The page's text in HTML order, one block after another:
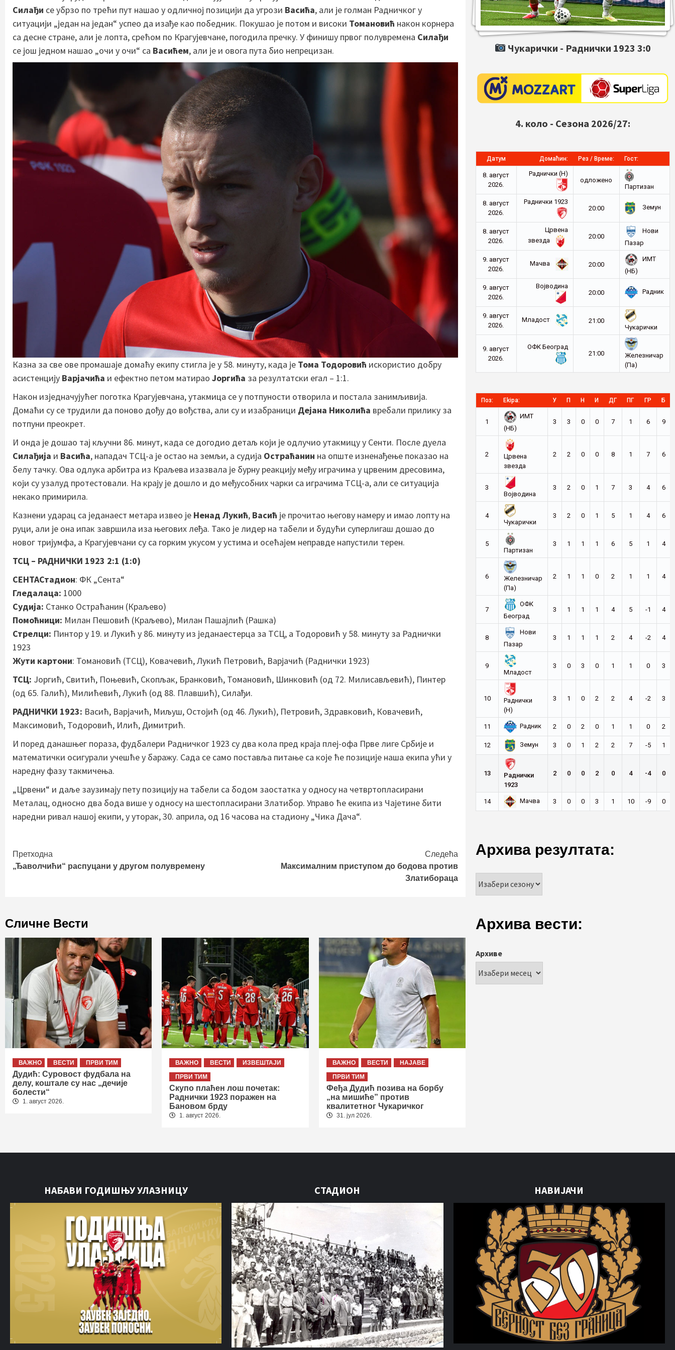
Силађи се убрзо по трећи пут нашао у одличној позицији да угрози Васића, али је голман Радничког у
ситуацији „један на један“ успео да изађе као победник. Покушао је потом и високи Томановић након корнера
са десне стране, али је лопта, срећом по Крагујевчане, погодила пречку. У финишу првог полувремена Силађи
се још једном нашао „очи у очи“ са Васићем, али је и овога пута био непрецизан.
Казна за све ове промашаје домаћу екипу стигла је у 58. минуту, када је Тома Тодоровић искористио добру
асистенцију Варјачића и ефектно петом матирао Јоргића за резултатски егал – 1:1.
Након изједначујућег поготка Крагујевчана, утакмица се у потпуности отворила и постала занимљивија.
Домаћи су се трудили да поново дођу до вођства, али су и изабраници Дејана Николића вребали прилику за
потпуни преокрет.
И онда је дошао тај кључни 86. минут, када се догодио детаљ који је одлучио утакмицу у Сенти. После дуела
Силађија и Васића, нападач ТСЦ-а је остао на земљи, а судија Остраћанин на опште изненађење показао на
белу тачку. Ова одлука арбитра из Краљева изазвала је бурну реакцију међу играчима у црвеним дресовима,
који су узалуд протестовали. На крају је дошло и до међусобних чарки са играчима ТСЦ-а, али се ситуација
некако примирила.
Казнени ударац са једанаест метара извео је Ненад Лукић, Васић је прочитао његову намеру и имао лопту на
руци, али је она ипак завршила иза његових леђа. Тако је лидер на табели и будући суперлигаш дошао до
новог тријумфа, а Крагујевчани су са горким укусом у устима и осећајем неправде напустили терен.
ТСЦ – РАДНИЧКИ 1923 2:1 (1:0)
СЕНТАСтадион: ФК „Сента“
Гледалаца: 1000
Судија: Станко Остраћанин (Краљево)
Помоћници: Милан Пешовић (Краљево), Милан Пашајлић (Рашка)
Стрелци: Пинтор у 19. и Лукић у 86. минуту из једанаестерца за ТСЦ, а Тодоровић у 58. минуту за Раднички
1923
Жути картони: Томановић (ТСЦ), Ковачевић, Лукић Петровић, Варјачић (Раднички 1923)
ТСЦ: Јоргић, Свитић, Поњевић, Скопљак, Бранковић, Томановић, Шинковић (од 72. Милисављевић), Пинтер
(од 65. Галић), Милићевић, Лукић (од 88. Плавшић), Силађи.
РАДНИЧКИ 1923: Васић, Варјачић, Миљуш, Остојић (од 46. Лукић), Петровић, Здравковић, Ковачевић,
Максимовић, Тодоровић, Илић, Димитрић.
И поред данашњег пораза, фудбалери Радничког 1923 су два кола пред краја плеј-офа Прве лиге Србије и
математички осигурали учешће у баражу. Сада се само поставља питање са које ће позиције наша екипа ући у
наредну фазу такмичења.
„Црвени“ и даље заузимају пету позицију на табели са бодом заостатка у односу на четвртопласирани
Металац, односно два бода више у односу на шестопласирани Златибор. Управо ће екипа из Чајетине бити
наредни ривал нашој екипи, у уторак, 30. априла, од 16 часова на стадиону „Чика Дача“.
Continue
Reading
Претходна
„Ђаволчићи“ распуцани у другом полувремену
Следећа
Mаксималним приступом до бодова против
Златибораца
Сличне Вести
ВАЖНО ВЕСТИ ПРВИ ТИМ
Дудић: Суровост фудбала на
делу, коштале су нас „дечије
болести“
1. август 2026.
ВАЖНО ВЕСТИ
ИЗВЕШТАЈИ
ПРВИ ТИМ
Скупо плаћен лош почетак:
Раднички 1923 поражен на
Бановом брду
1. август 2026.
ВАЖНО ВЕСТИ
НАЈАВЕ
ПРВИ ТИМ
Феђа Дудић позива на борбу
„на мишиће” против
квалитетног Чукаричког
31. јул 2026.
Чукарички - Раднички 1923 3:0
4. коло - Сезона 2026/27:
Датум Домаћин: Рез / Време: Гост:
8. август
2026.
Раднички (Н)
oдложено
Партизан
8. август
2026.
Раднички 1923
20:00
Земун
8. август
2026.
Црвена
звезда
20:00
Нови
Пазар
9. август
2026.
Мачва 20:00
ИМТ
(НБ)
9. август
2026.
Војводина
20:00
Радник
9. август
2026.
Младост
21:00
Чукарички
9. август
2026.
ОФК Београд
21:00
Железничар
(Па)
Поз: Ekipa: У П Н И ДГ ПГ ГР Б
1
ИМТ
(НБ)
3 3 0 0 7 1 6 9
2
Црвена
звезда
2 2 0 0 8 1 7 6
3
Војводина
3 2 0 1 7 3 4 6
4
Чукарички
3 2 0 1 5 1 4 6
5
Партизан
3 1 1 1 6 5 1 4
6
Железничар
(Па)
2 1 1 0 2 1 1 4
7
ОФК
Београд
3 1 1 1 4 5 -1 4
8
Нови
Пазар
3 1 1 1 2 4 -2 4
9
Младост
3 0 3 0 1 1 0 3
10
Раднички
(Н)
3 1 0 2 2 4 -2 3
11 Радник 2 0 2 0 1 1 0 2
12 Земун 3 0 1 2 2 7 -5 1
13
Раднички
1923
2 0 0 2 0 4 -4 0
14 Мачва 3 0 0 3 1 10 -9 0
Архива резултата:
Архива вести:
Архиве
НАБАВИ ГОДИШЊУ УЛАЗНИЦУ СТАДИОН НАВИЈАЧИ